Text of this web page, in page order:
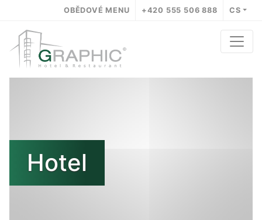
OBĚDOVÉ MENU +420 555 506 888 CS
Hotel